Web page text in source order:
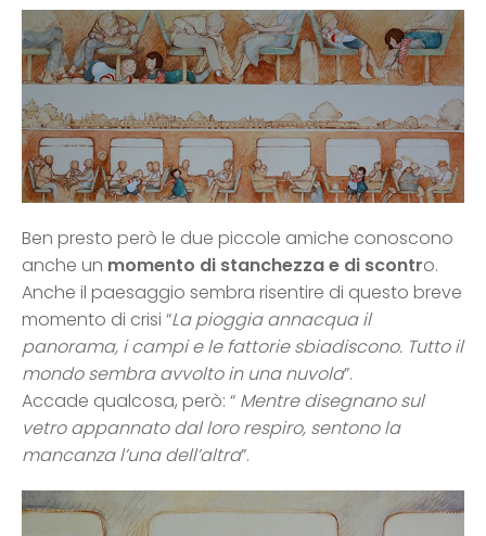
Ben presto però le due piccole amiche conoscono
anche un momento di stanchezza e di scontro.
Anche il paesaggio sembra risentire di questo breve
momento di crisi “La pioggia annacqua il
panorama, i campi e le fattorie sbiadiscono. Tutto il
mondo sembra avvolto in una nuvola”.
Accade qualcosa, però: “ Mentre disegnano sul
vetro appannato dal loro respiro, sentono la
mancanza l’una dell’altra”.